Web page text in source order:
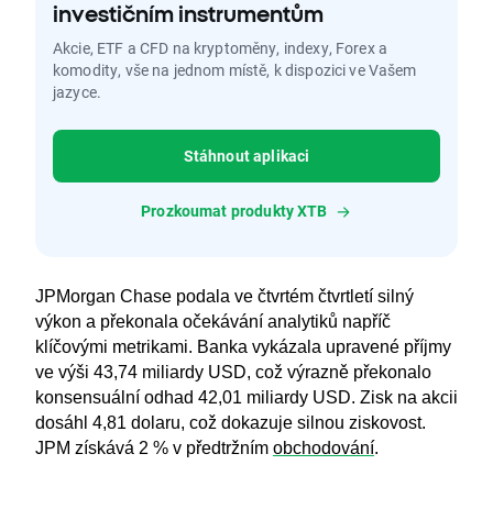
investičním instrumentům
Akcie, ETF a CFD na kryptoměny, indexy, Forex a
komodity, vše na jednom místě, k dispozici ve Vašem
jazyce.
Stáhnout aplikaci
Prozkoumat produkty XTB
JPMorgan Chase podala ve čtvrtém čtvrtletí silný
výkon a překonala očekávání analytiků napříč
klíčovými metrikami. Banka vykázala upravené příjmy
ve výši 43,74 miliardy USD, což výrazně překonalo
konsensuální odhad 42,01 miliardy USD. Zisk na akcii
dosáhl 4,81 dolaru, což dokazuje silnou ziskovost.
JPM získává 2 % v předtržním obchodování.